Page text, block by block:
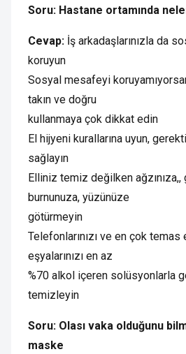
Soru: Hastane ortamında
Cevap: İş arkadaşlarınızla da
koruyun
Sosyal mesafeyi
takın ve doğru
kullanmaya çok dikkat edin
El hijyeni kurallarına uyun,
sağlayın
Elliniz temiz değilken
burnunuza, yüzünüze
götürmeyin
Telefonlarınızı ve en çok
eşyalarınızı en az
%70 alkol içeren solüsyonlarla
temizleyin
Soru: Olası vaka olduğunu
maske